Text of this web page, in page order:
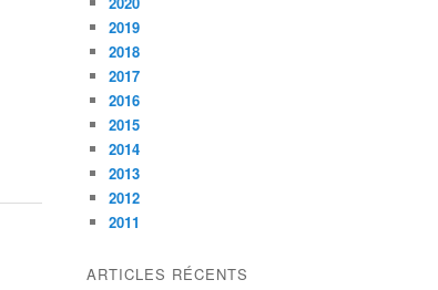
2019
2018
2017
2016
2015
2014
2013
2012
2011
ARTICLES RÉCENTS